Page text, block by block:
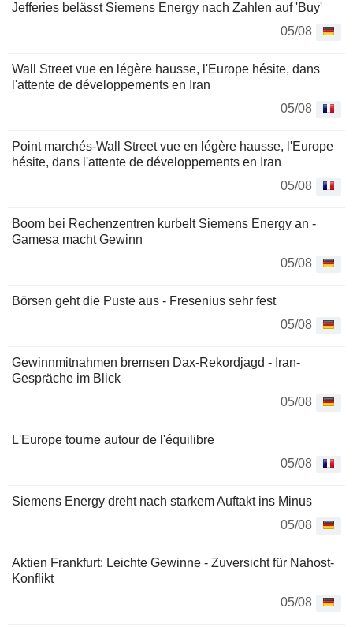
Jefferies belässt Siemens Energy nach Zahlen auf 'Buy'
05/08
Wall Street vue en légère hausse, l'Europe hésite, dans
l'attente de développements en Iran
05/08
Point marchés-Wall Street vue en légère hausse, l'Europe
hésite, dans l'attente de développements en Iran
05/08
Boom bei Rechenzentren kurbelt Siemens Energy an -
Gamesa macht Gewinn
05/08
Börsen geht die Puste aus - Fresenius sehr fest
05/08
Gewinnmitnahmen bremsen Dax-Rekordjagd - Iran-
Gespräche im Blick
05/08
L'Europe tourne autour de l'équilibre
05/08
Siemens Energy dreht nach starkem Auftakt ins Minus
05/08
Aktien Frankfurt: Leichte Gewinne - Zuversicht für Nahost-
Konflikt
05/08